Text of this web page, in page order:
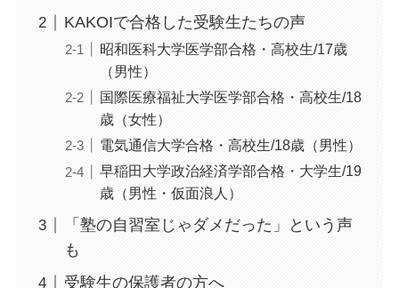
KAKOIで合格した受験生たちの声
昭和医科大学医学部合格・高校生/17歳
（男性）
国際医療福祉大学医学部合格・高校生/18
歳（女性）
電気通信大学合格・高校生/18歳（男性）
早稲田大学政治経済学部合格・大学生/19
歳（男性・仮面浪人）
「塾の自習室じゃダメだった」という声
も
受験生の保護者の方へ